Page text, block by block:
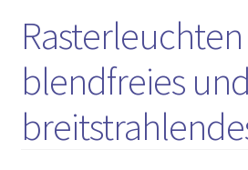
blendfreies und